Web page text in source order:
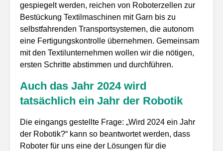
gespiegelt werden, reichen von Roboterzellen zur
Bestückung Textilmaschinen mit Garn bis zu
selbstfahrenden Transportsystemen, die autonom
eine Fertigungskontrolle übernehmen. Gemeinsam
mit den Textilunternehmen wollen wir die nötigen,
ersten Schritte abstimmen und durchführen.
Auch das Jahr 2024 wird
tatsächlich ein Jahr der Robotik
Die eingangs gestellte Frage: „Wird 2024 ein Jahr
der Robotik?“ kann so beantwortet werden, dass
Roboter für uns eine der Lösungen für die